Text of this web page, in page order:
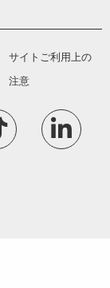
サイトご利用上の
注意